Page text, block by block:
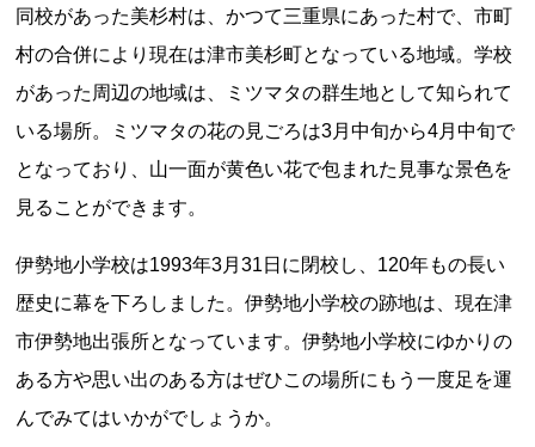
釧路市立東栄小学校 閉校
ク 閉鎖
Final Access Books
同校があった美杉村は、かつて三重県にあった村で、市町
村の合併により現在は津市美杉町となっている地域。学校
があった周辺の地域は、ミツマタの群生地として知られて
いる場所。ミツマタの花の見ごろは3月中旬から4月中旬で
となっており、山一面が黄色い花で包まれた見事な景色を
見ることができます。
伊勢地小学校は1993年3月31日に閉校し、120年もの長い
歴史に幕を下ろしました。伊勢地小学校の跡地は、現在津
市伊勢地出張所となっています。伊勢地小学校にゆかりの
ある方や思い出のある方はぜひこの場所にもう一度足を運
んでみてはいかがでしょうか。